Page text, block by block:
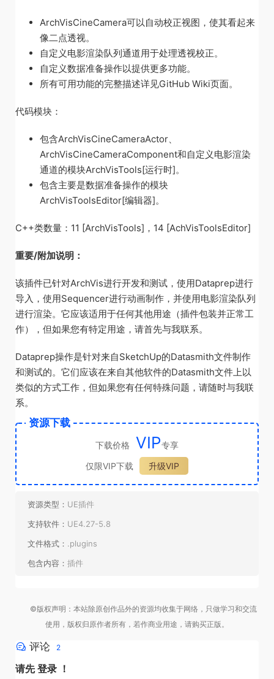
ArchVisCineCamera可以自动校正视图，使其看起来
像二点透视。
自定义电影渲染队列通道用于处理透视校正。
自定义数据准备操作以提供更多功能。
所有可用功能的完整描述详见GitHub Wiki页面。
代码模块：
包含ArchVisCineCameraActor、
ArchVisCineCameraComponent和自定义电影渲染
通道的模块ArchVisTools[运行时]。
包含主要是数据准备操作的模块
ArchVisToolsEditor[编辑器]。
C++类数量：11 [ArchVisTools]，14 [AchVisToolsEditor]
重要/附加说明：
该插件已针对ArchVis进行开发和测试，使用Dataprep进行
导入，使用Sequencer进行动画制作，并使用电影渲染队列
进行渲染。它应该适用于任何其他用途（插件包装并正常工
作），但如果您有特定用途，请首先与我联系。
Dataprep操作是针对来自SketchUp的Datasmith文件制作
和测试的。它们应该在来自其他软件的Datasmith文件上以
类似的方式工作，但如果您有任何特殊问题，请随时与我联
系。
资源下载
下载价格 VIP专享
仅限VIP下载
升级VIP
资源类型： UE插件
支持软件： UE4.27-5.8
文件格式： .plugins
包含内容： 插件
©版权声明：本站除原创作品外的资源均收集于网络，只做学习和交流
使用，版权归原作者所有，若作商业用途，请购买正版。
评论 2
请先登录 ！